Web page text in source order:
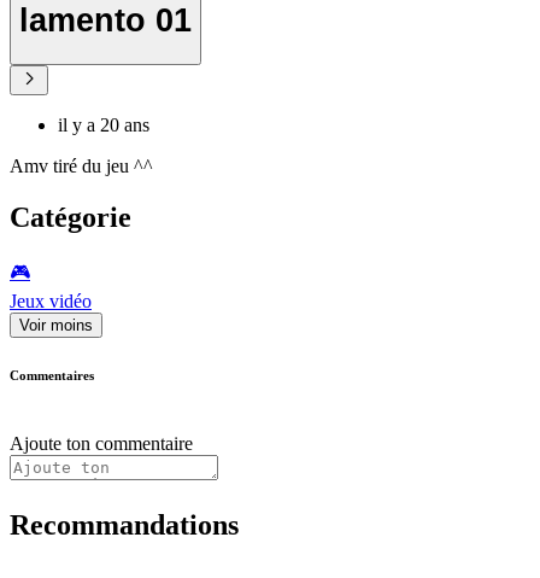
lamento 01
il y a 20 ans
Amv tiré du jeu ^^
Catégorie
🎮️
Jeux vidéo
Voir moins
Commentaires
Ajoute ton commentaire
Recommandations